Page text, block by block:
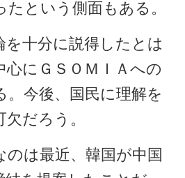
たという側面もある。
十分に説得したとは
心にＧＳＯＭＩＡへの
。今後、国民に理解を
だろう。
は最近、韓国が中国